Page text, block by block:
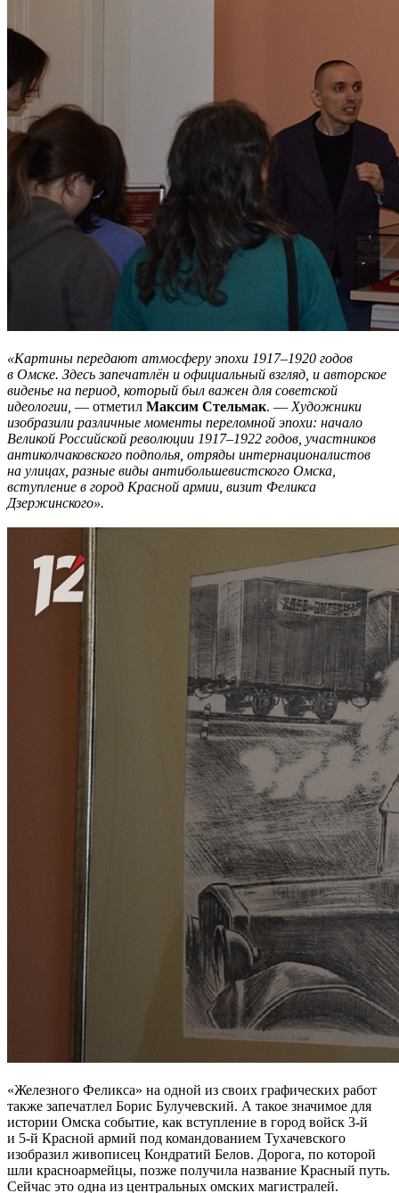
«Картины передают атмосферу эпохи 1917–1920 годов
в Омске. Здесь запечатлён и официальный взгляд, и авторское
виденье на период, который был важен для советской
идеологии, — отметил Максим Стельмак. — Художники
изобразили различные моменты переломной эпохи: начало
Великой Российской революции 1917–1922 годов, участников
антиколчаковского подполья, отряды интернационалистов
на улицах, разные виды антибольшевистского Омска,
вступление в город Красной армии, визит Феликса
Дзержинского».
«Железного Феликса» на одной из своих графических работ
также запечатлел Борис Булучевский. А такое значимое для
истории Омска событие, как вступление в город войск 3-й
и 5-й Красной армий под командованием Тухачевского
изобразил живописец Кондратий Белов. Дорога, по которой
шли красноармейцы, позже получила название Красный путь.
Сейчас это одна из центральных омских магистралей.